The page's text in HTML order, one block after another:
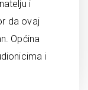
i
da ovaj
Općina
i